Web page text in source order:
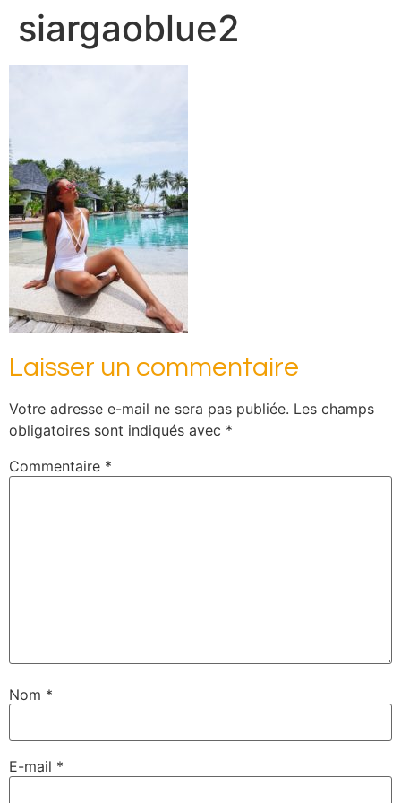
siargaoblue2
Laisser un commentaire
Votre adresse e-mail ne sera pas publiée. Les champs
obligatoires sont indiqués avec *
Commentaire *
Nom *
E-mail *